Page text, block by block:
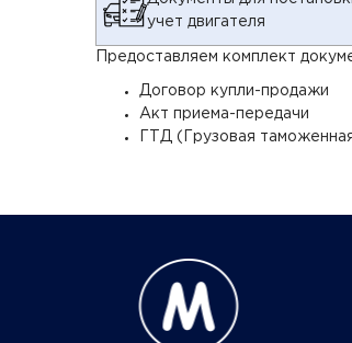
учет двигателя
Предоставляем комплект
Договор купли-продажи
Акт приема-передачи
ГТД (Грузовая